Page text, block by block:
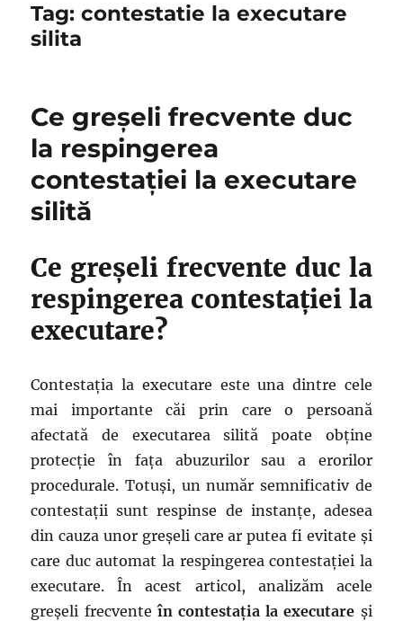
Tag:contestatie la executare
silita
Ce greșeli frecvente duc
la respingerea
contestației la executare
silită
Ce greșeli frecvente duc la
respingerea contestației la
executare?
Contestația la executare este una dintre cele
mai importante căi prin care o persoană
afectată de executarea silită poate obține
protecție în fața abuzurilor sau a erorilor
procedurale. Totuși, un număr semnificativ de
contestații sunt respinse de instanțe, adesea
din cauza unor greșeli care ar putea fi evitate și
care duc automat la respingerea contestației la
executare. În acest articol, analizăm acele
greșeli frecvente în contestația la executare și